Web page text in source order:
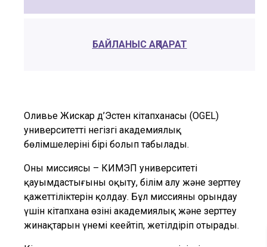
БАЙЛАНЫС АҚПАРАТ
Оливье Жискар д’Эстен кітапханасы (OGEL)
университеттің негізгі академиялық
бөлімшелерінің бірі болып табылады.
Оның миссиясы – КИМЭП университеті
қауымдастығының оқыту, білім алу және зерттеу
қажеттіліктерін қолдау. Бұл миссияны орындау
үшін кітапхана өзінің академиялық және зерттеу
жинақтарын үнемі кеңейтіп, жетілдіріп отырады.